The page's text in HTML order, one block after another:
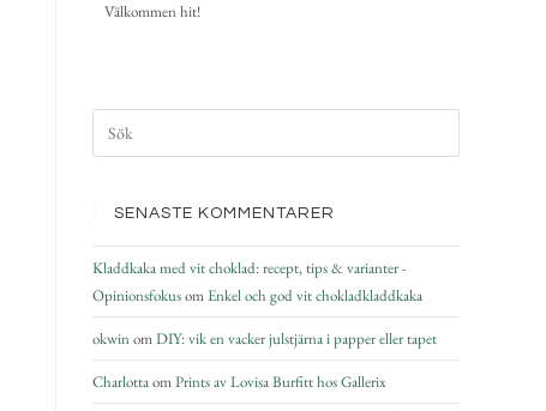
Välkommen hit!
SENASTE KOMMENTARER
Kladdkaka med vit choklad: recept, tips & varianter -
OpinionsfokusomEnkel och god vit chokladkladdkaka
okwinomDIY: vik en vacker julstjärna i papper eller tapet
CharlottaomPrints av Lovisa Burfitt hos Gallerix